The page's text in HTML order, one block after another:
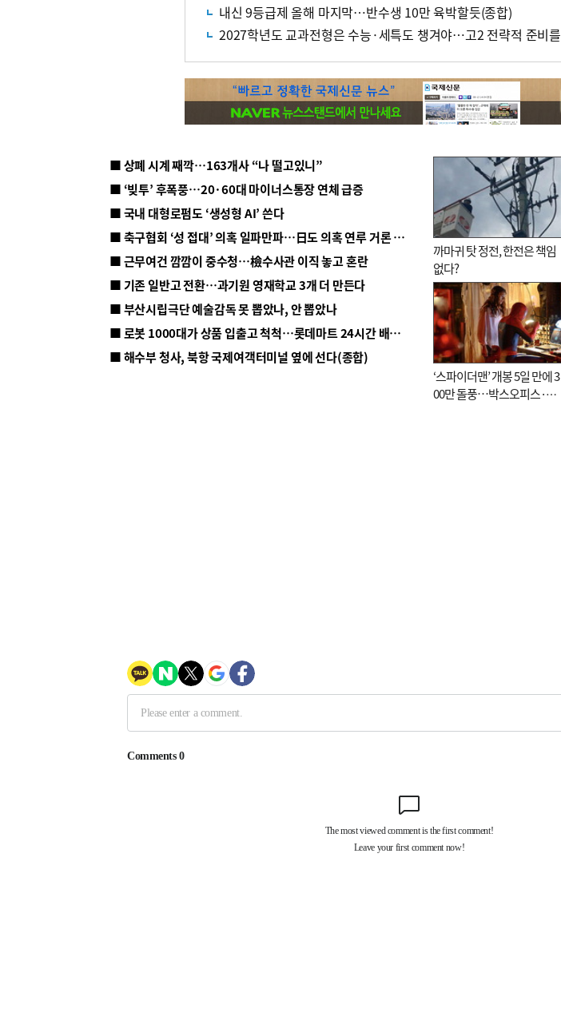
내신 9등급제 올해 마지막…반수생 10만 육박할듯(종합)
2027학년도 교과전형은 수능·세특도 챙겨야…고2 전략적 준비를
■ 상폐 시계 째깍…163개사 “나 떨고있니”
■ ‘빚투’ 후폭풍…20·60대 마이너스통장 연체 급증
■ 국내 대형로펌도 ‘생성형 AI’ 쓴다
■ 축구협회 ‘성 접대’ 의혹 일파만파…日도 의혹 연루 거론 심판 2명 조사
■ 근무여건 깜깜이 중수청…檢수사관 이직 놓고 혼란
■ 기존 일반고 전환…과기원 영재학교 3개 더 만든다
■ 부산시립극단 예술감독 못 뽑았나, 안 뽑았나
■ 로봇 1000대가 상품 입출고 척척…롯데마트 24시간 배송 자동화
■ 해수부 청사, 북항 국제여객터미널 옆에 선다(종합)
까마귀 탓 정전, 한전은 책임
없다?
‘스파이더맨’ 개봉 5일 만에 3
00만 돌풍…박스오피스·예